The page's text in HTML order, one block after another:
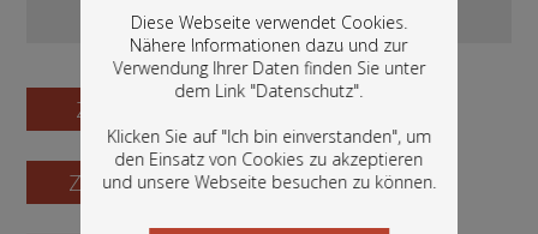
Diese Webseite verwendet Cookies.
Nähere Informationen dazu und zur
Verwendung Ihrer Daten finden Sie unter
dem Link "Datenschutz".
Klicken Sie auf "Ich bin einverstanden", um
den Einsatz von Cookies zu akzeptieren
und unsere Webseite besuchen zu können.
In diesem Portal finden Sie die digitalen
Bestände der Österreichischen
Nationalbibliothek: Bücher, Fotografien,
Grafiken und vieles mehr.
Zum Digitalisat
Zum Katalogisat